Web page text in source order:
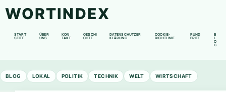
WORTINDEX
START
SEITE
ÜBER
UNS
KON
TAKT
GESCHI
CHTE
DATENSCHUTZER
KLÄRUNG
COOKIE-
RICHTLINIE
RUND
BRIEF
B
L
O
G
BLOG LOKAL POLITIK TECHNIK WELT WIRTSCHAFT